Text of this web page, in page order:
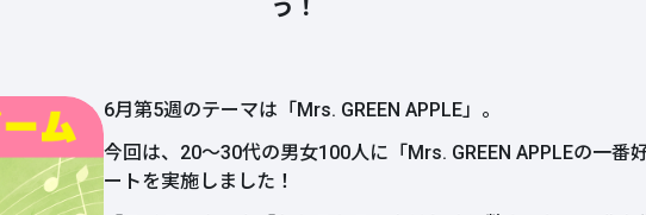
う！
6月第5週のテーマは「Mrs. GREEN APPLE」。
今回は、20～30代の男女100人に「Mrs. GREEN APPLEの一番
ートを実施しました！